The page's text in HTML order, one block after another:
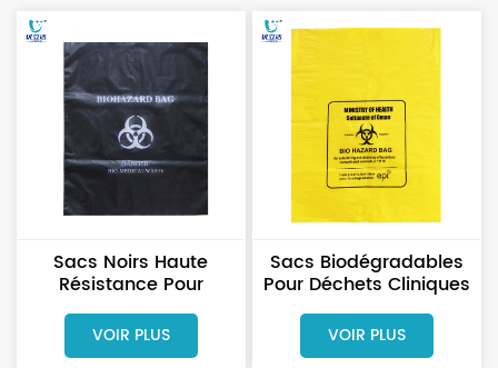
Sacs Noirs Haute
Résistance Pour
Matières Biologiques
Infectieuses À Risque,
Conçus Pour Prévenir
VOIR PLUS
Sacs Biodégradables
Pour Déchets Cliniques
À Risque Biologique,
Disponibles En Plusieurs
Tailles Et Épaisseurs.
VOIR PLUS